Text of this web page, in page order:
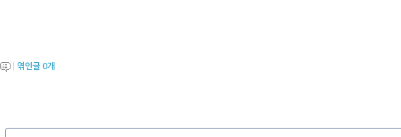
엮인글 0개